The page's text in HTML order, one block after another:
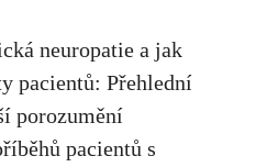
neuropatie ⁢ a ‌jak
pacientů: Přehlední
‌porozumění
⁤pacientů s